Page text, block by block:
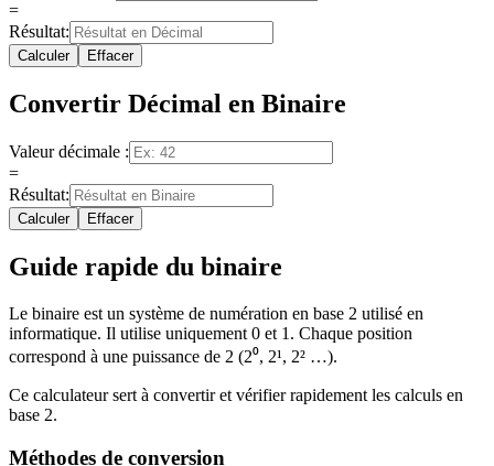
=
Résultat:
Calculer Effacer
Convertir Décimal en Binaire
Valeur décimale :
=
Résultat:
Calculer Effacer
Guide rapide du binaire
Le binaire est un système de numération en base 2 utilisé en
informatique. Il utilise uniquement 0 et 1. Chaque position
correspond à une puissance de 2 (2⁰, 2¹, 2² …).
Ce calculateur sert à convertir et vérifier rapidement les calculs en
base 2.
Méthodes de conversion